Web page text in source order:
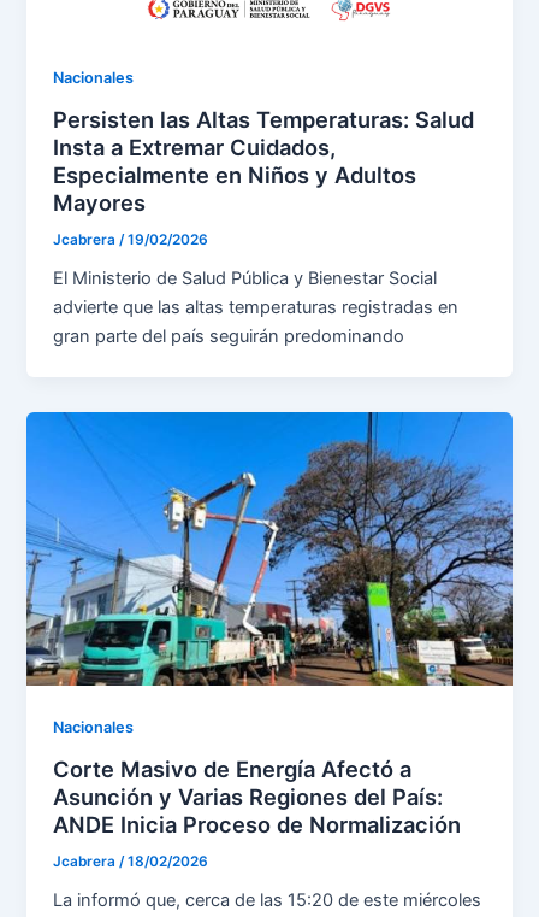
Nacionales
Persisten las Altas Temperaturas: Salud
Insta a Extremar Cuidados,
Especialmente en Niños y Adultos
Mayores
Jcabrera /19/02/2026
El Ministerio de Salud Pública y Bienestar Social
advierte que las altas temperaturas registradas en
gran parte del país seguirán predominando
Nacionales
Corte Masivo de Energía Afectó a
Asunción y Varias Regiones del País:
ANDE Inicia Proceso de Normalización
Jcabrera /18/02/2026
La informó que, cerca de las 15:20 de este miércoles